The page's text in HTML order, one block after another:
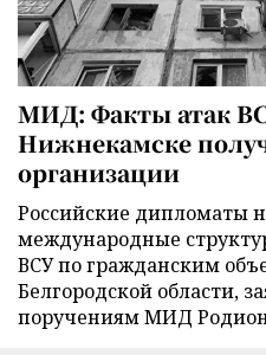
МИД: Факты атак
Нижнекамске
организации
Российские дипломаты
международные
ВСУ по гражданским
Белгородской области,
поручениям МИД